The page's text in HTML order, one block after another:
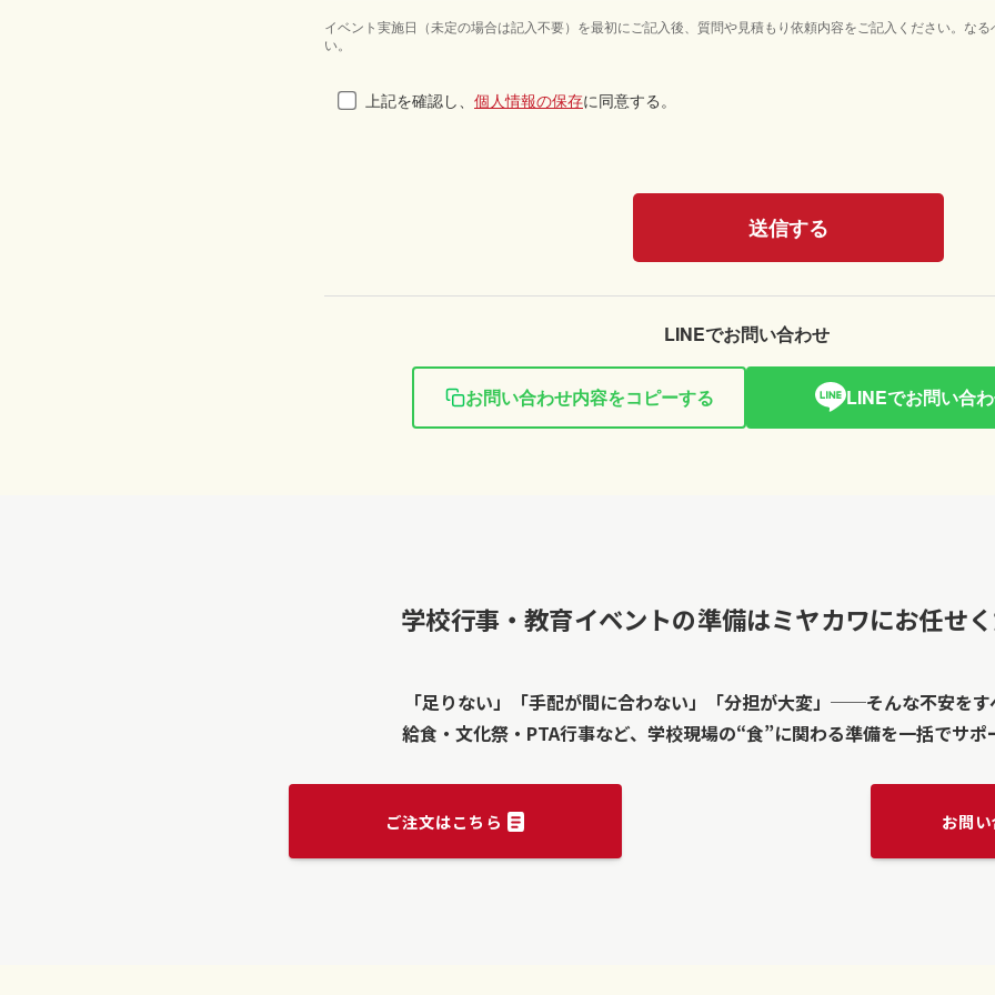
イベント実施日（未定の場合は記入不要）を最初にご記入後、質問や見積もり依頼内容をご記入ください。な
い。
上記を確認し、 個人情報の保存に同意する。
LINEでお問い合わせ
お問い合わせ内容をコピーする LINEでお問い合
学校行事・教育イベントの準備はミヤカワにお任せく
「足りない」「手配が間に合わない」「分担が大変」──そんな不安をす
給食・文化祭・PTA行事など、学校現場の“食”に関わる準備を一括でサポ
ご注文はこちら お問